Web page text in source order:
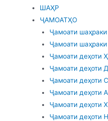
ШАҲР
ҶАМОАТҲО
Ҷамоати
Ҷамоати
Ҷамоати деҳоти
Ҷамоати деҳоти
Ҷамоати деҳоти
Ҷамоати деҳоти
Ҷамоати деҳоти
Ҷамоати деҳоти